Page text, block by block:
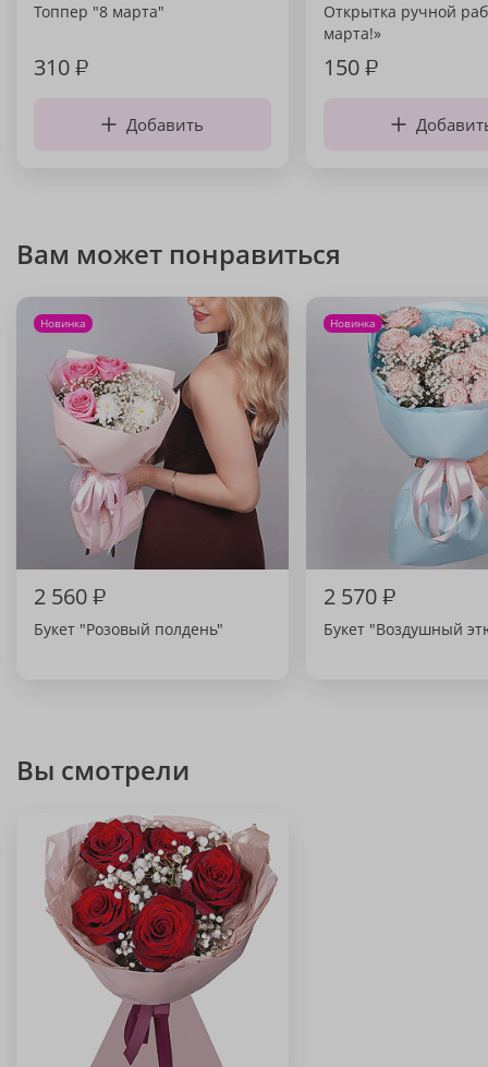
Топпер "8 марта"
310₽
Добавить
Открытка ручной
марта!»
150₽
Вам может понравиться
Новинка
2 560₽
Букет "Розовый полдень"
Новинка
2 570₽
Букет "Воздушный
Вы смотрели